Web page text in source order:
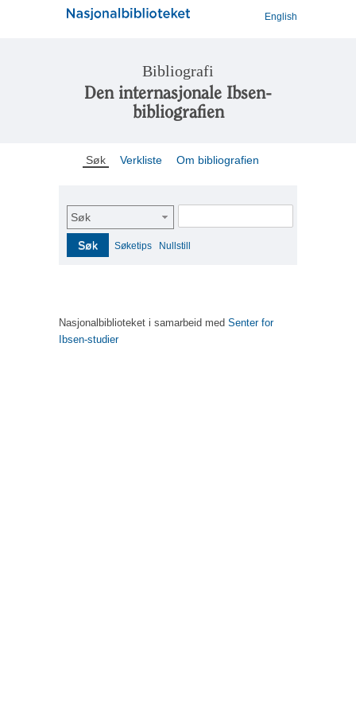
English
Bibliografi
Den internasjonale Ibsen-
bibliografien
Søk Verkliste Om bibliografien
Søk
Søk Søketips Nullstill
Nasjonalbiblioteket i samarbeid med Senter for
Ibsen-studier